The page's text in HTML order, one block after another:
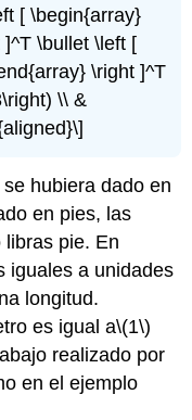
[ \begin{array}
\bullet \left [
\right ]^T
\\ &
hubiera dado en
en pies, las
pie. En
iguales a unidades
longitud.
es igual a\(1\)
realizado por
en el ejemplo